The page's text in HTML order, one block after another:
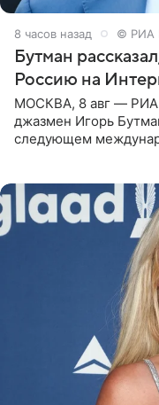
8 часов назад © РИА
Бутман
Россию на
МОСКВА, 8 авг — РИА
джазмен Игорь
следующем